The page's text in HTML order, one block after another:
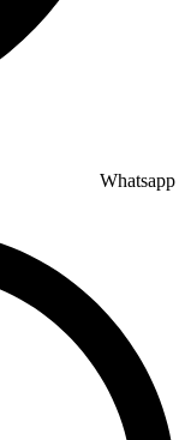
Whatsapp